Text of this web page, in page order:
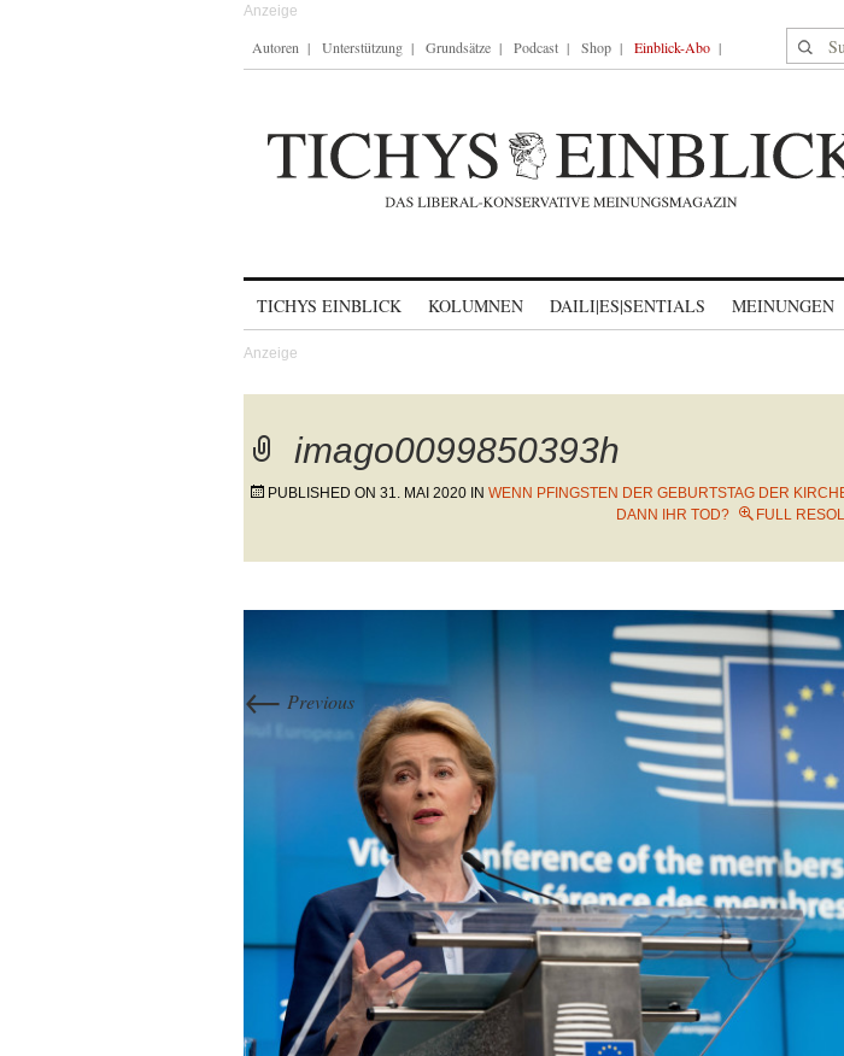
Autoren Unterstützung Grundsätze Podcast Shop Einblick-Abo Suche
TICHYS EINBLICK KOLUMNEN DAILI|ES|SENTIALS MEINUNGEN
imago0099850393h
PUBLISHED ON 31. MAI 2020 IN WENN PFINGSTEN DER GEBURTSTAG DER
DANN IHR TOD?
FULL
← Previous